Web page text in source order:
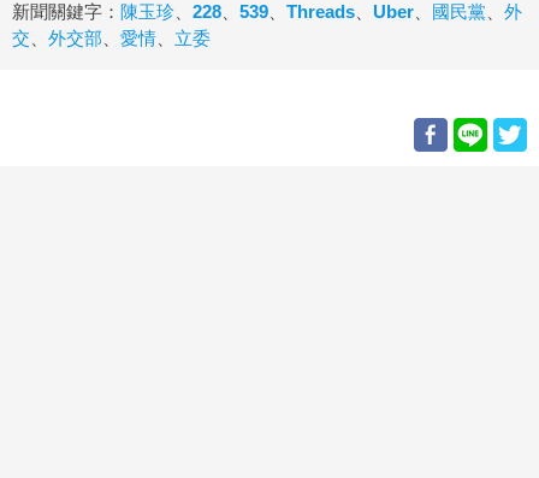
新聞關鍵字： 陳玉珍 228 539 Threads Uber 國民黨
外
交
外交部 愛情 立委